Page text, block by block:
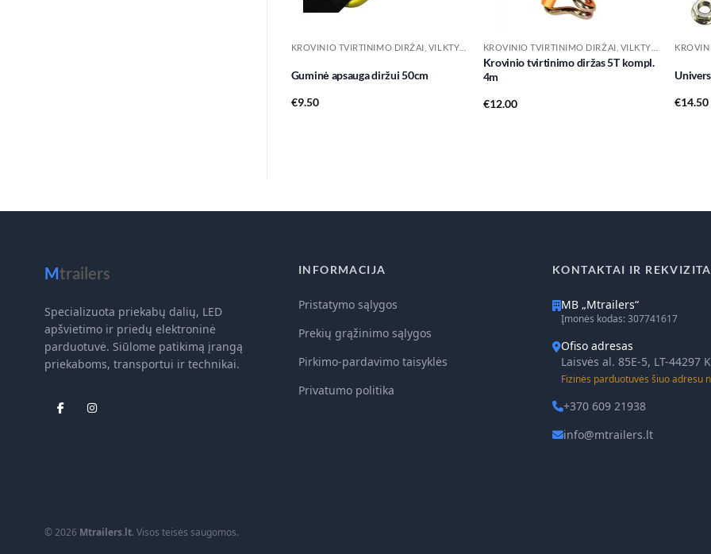
Guminė apsauga diržui 50cm
€9.50
Krovinio tvirtinimo diržas 5T kompl.
4m
€12.00
€14.50
Mtrailers
Specializuota priekabų dalių, LED
apšvietimo ir priedų elektroninė
parduotuvė. Siūlome patikimą įrangą
priekaboms, transportui ir technikai.
INFORMACIJA
Pristatymo sąlygos
Prekių grąžinimo sąlygos
Pirkimo-pardavimo taisyklės
Privatumo politika
KONTAKTAI IR
MB „Mtrailers“
Įmonės kodas: 307741617
Ofiso adresas
Laisvės al. 85E-5, LT-44297
Fizinės parduotuvės šiuo adresu
+370 609 21938
info@mtrailers.lt
© 2026 Mtrailers.lt. Visos teisės saugomos.